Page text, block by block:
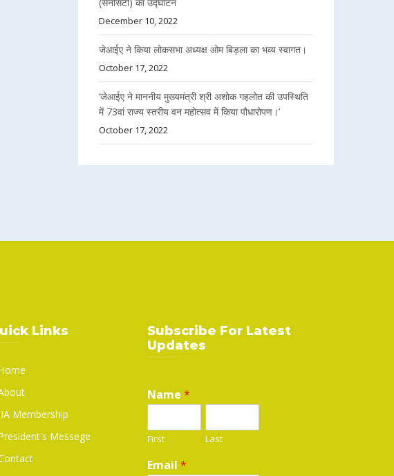
December 10, 2022
जेआईए ने किया लोकसभा अध्यक्ष ओम बिड़ला का भव्य स्वागत।
October 17, 2022
‘जेआईए ने माननीय मुख्यमंत्री श्री अशोक गहलोत की उपस्थिति
में 73वां राज्य स्तरीय वन महोत्सव में किया पौधारोपण।’
October 17, 2022
Links
Membership
Messege
Subscribe For Latest
Updates
Name *
First Last
Email *